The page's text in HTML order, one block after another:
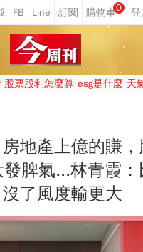
0
股票股利怎麼算 esg是什麼 天
地產上億的賺
脾氣...林青霞：
了風度輸更大